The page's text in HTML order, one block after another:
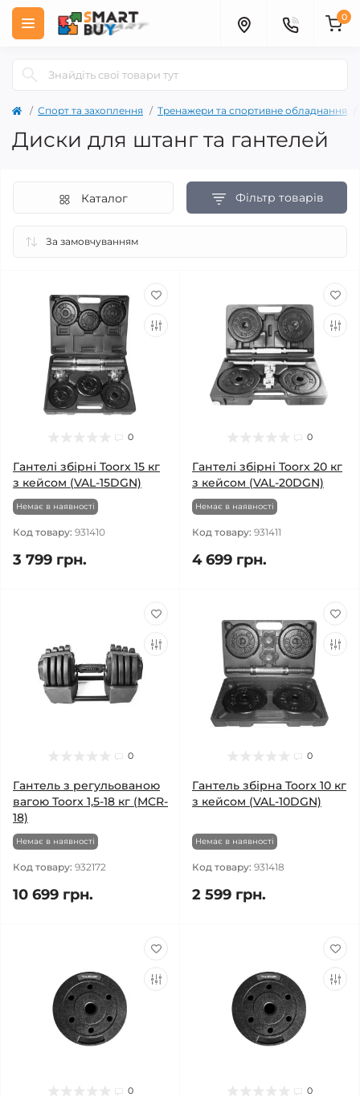
0
Спорт та захоплення Тренажери та спортивне обладнання
Диски для штанг та гантелей
Фільтр товарів
Каталог
0
Гантелі збірні Toorx 15 кг
з кейсом (VAL-15DGN)
Немає в наявності
Код товару: 931410
3 799 грн.
0
Гантелі збірні Toorx 20 кг
з кейсом (VAL-20DGN)
Немає в наявності
Код товару: 931411
4 699 грн.
0
Гантель з регульованою
вагою Toorx 1,5-18 кг (MCR-
18)
Немає в наявності
Код товару: 932172
10 699 грн.
0
Гантель збірна Toorx 10 кг
з кейсом (VAL-10DGN)
Немає в наявності
Код товару: 931418
2 599 грн.
0 0